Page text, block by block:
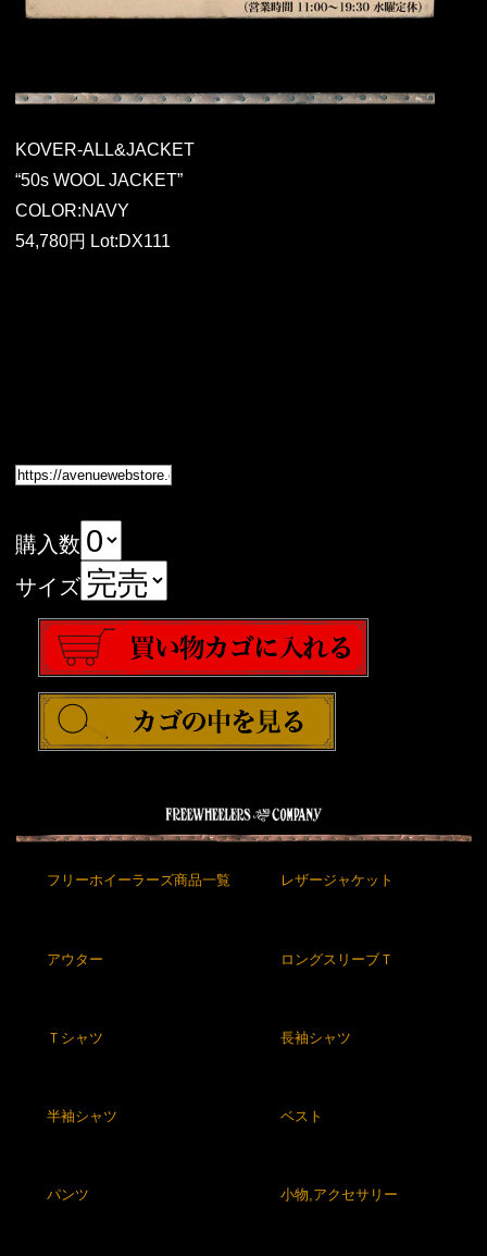
KOVER-ALL&JACKET
“50s WOOL JACKET”
COLOR:NAVY
54,780円 Lot:DX111
購入数
サイズ
フリーホイーラーズ商品一覧 レザージャケット
アウター ロングスリーブＴ
Ｔシャツ 長袖シャツ
半袖シャツ ベスト
パンツ 小物,アクセサリー